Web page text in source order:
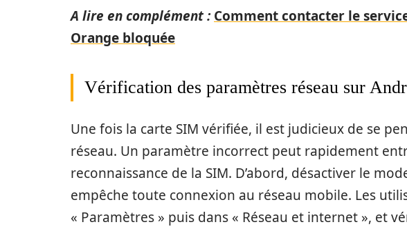
A lire en complément : Comment contacter le
Orange bloquée
Vérification des paramètres réseau sur
Une fois la carte SIM vérifiée, il est judicieux de se
réseau. Un paramètre incorrect peut rapidement
reconnaissance de la SIM. D’abord, désactiver le
empêche toute connexion au réseau mobile. Les
« Paramètres » puis dans « Réseau et internet », et